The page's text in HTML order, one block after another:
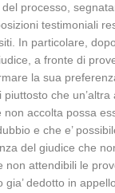
processo,
testimoniali
In particolare,
a fronte di
la sua
che un’altra
accolta possa
e che e’
del giudice che
non attendibili le
dedotto in